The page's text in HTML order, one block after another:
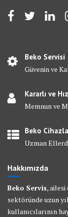
Beko Servisi
Güvenin ve
Kararlı ve
Memnun ve
Beko
Uzman
Hakkımızda
Beko Servis,
sektöründe uzun
kullanıcılarının